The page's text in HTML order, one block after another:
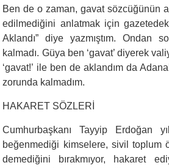
Ben de o zaman, gavat sözcüğünün
edilmediğini anlatmak için
Aklandı” diye yazmıştım. Ondan
kalmadı. Güya ben ‘gavat’ diyerek
‘gavat!’ ile ben de aklandım da
zorunda kalmadım.
HAKARET SÖZLERİ
Cumhurbaşkanı Tayyip Erdoğan
beğenmediği kimselere, sivil toplum
demediğini bırakmıyor, hakaret